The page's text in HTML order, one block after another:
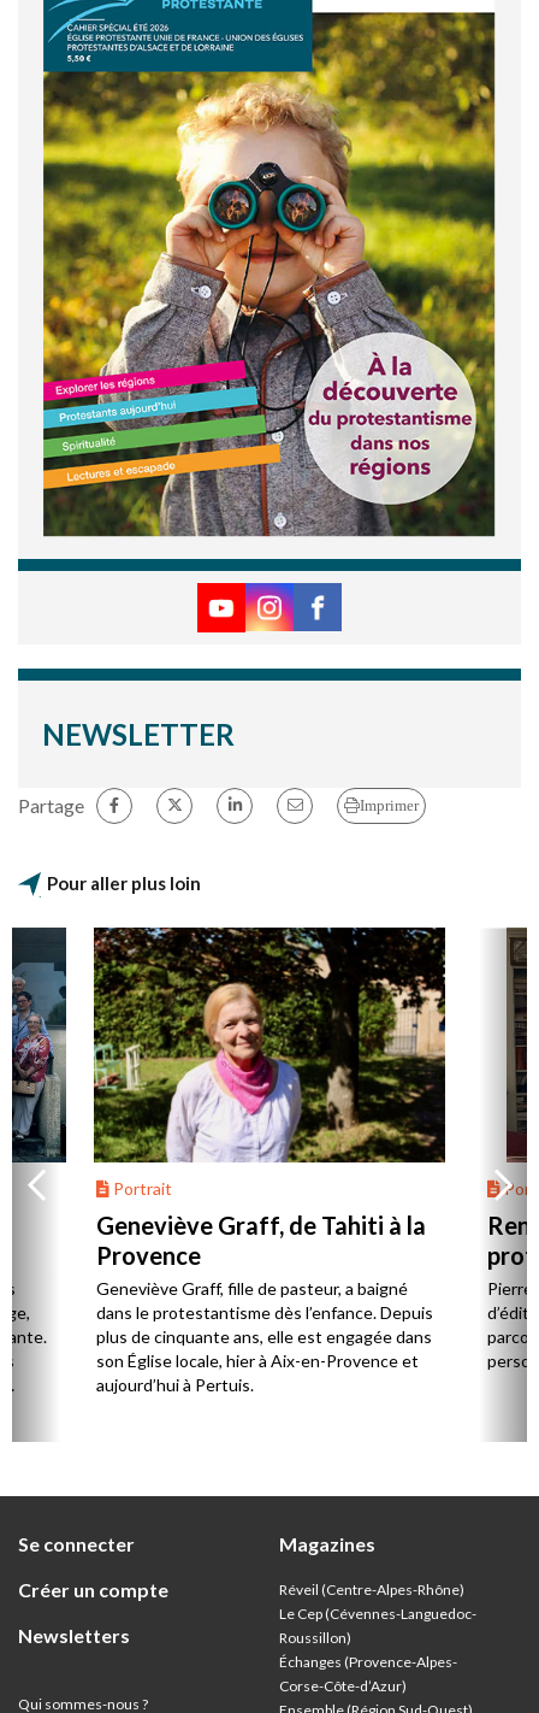
NEWSLETTER
Partage Imprimer
Pour aller plus loin
Portrait
Geneviève Graff, de Tahiti à la
Provence
Geneviève Graff, fille de pasteur, a baigné
dans le protestantisme dès l’enfance. Depuis
plus de cinquante ans, elle est engagée dans
son Église locale, hier à Aix-en-Provence et
aujourd’hui à Pertuis.
Se connecter
Créer un compte
Newsletters
Qui sommes-nous ?
Magazines
Réveil (Centre-Alpes-Rhône)
Le Cep (Cévennes-Languedoc-
Roussillon)
Échanges (Provence-Alpes-
Corse-Côte-d’Azur)